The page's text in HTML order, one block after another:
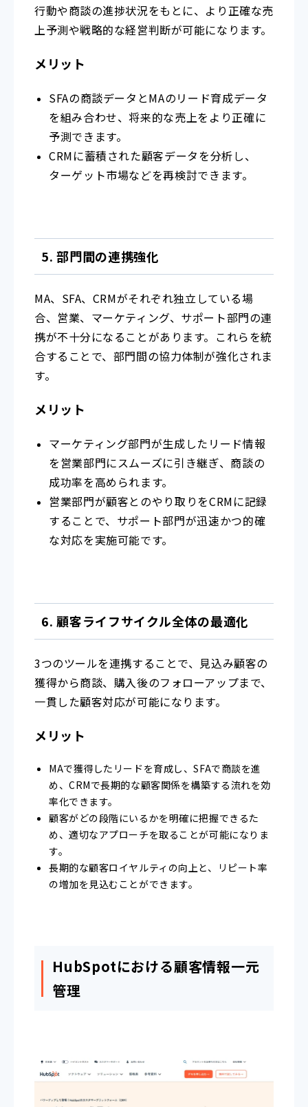
行動や商談の進捗状況をもとに、より正確な売
上予測や戦略的な経営判断が可能になります。
メリット
SFAの商談データとMAのリード育成データ
を組み合わせ、将来的な売上をより正確に
予測できます。
CRMに蓄積された顧客データを分析し、
ターゲット市場などを再検討できます。
5. 部門間の連携強化
MA、SFA、CRMがそれぞれ独立している場
合、営業、マーケティング、サポート部門の連
携が不十分になることがあります。これらを統
合することで、部門間の協力体制が強化されま
す。
メリット
マーケティング部門が生成したリード情報
を営業部門にスムーズに引き継ぎ、商談の
成功率を高められます。
営業部門が顧客とのやり取りをCRMに記録
することで、サポート部門が迅速かつ的確
な対応を実施可能です。
6. 顧客ライフサイクル全体の最適化
3つのツールを連携することで、見込み顧客の
獲得から商談、購入後のフォローアップまで、
一貫した顧客対応が可能になります。
メリット
MAで獲得したリードを育成し、SFAで商談を進
め、CRMで長期的な顧客関係を構築する流れを効
率化できます。
顧客がどの段階にいるかを明確に把握できるた
め、適切なアプローチを取ることが可能になりま
す。
長期的な顧客ロイヤルティの向上と、リピート率
の増加を見込むことができます。
HubSpotにおける顧客情報一元
管理